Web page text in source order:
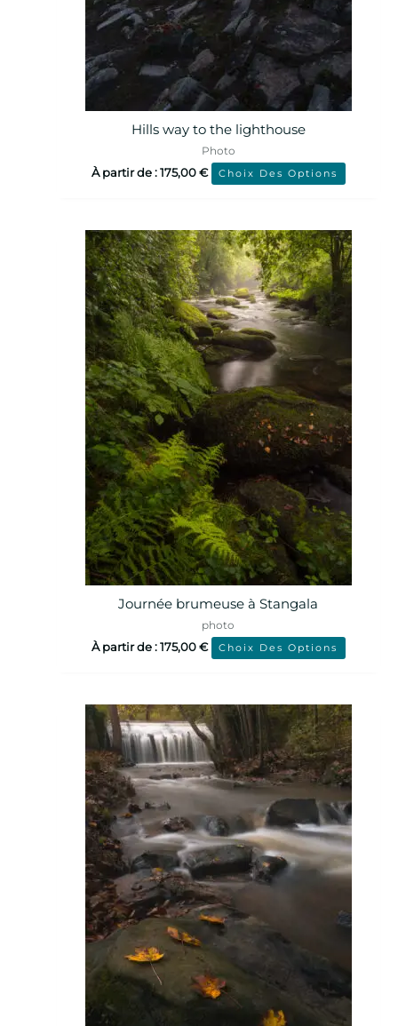
Hills way to the lighthouse
Photo
À partir de :175,00€ Choix Des Options
Journée brumeuse à Stangala
photo
À partir de :175,00€ Choix Des Options